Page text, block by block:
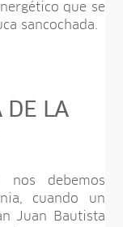
que se
sancochada.
DE LA
nos debemos
cuando un
Juan Bautista